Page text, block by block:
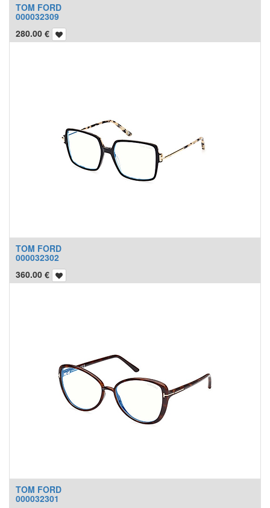
TOM FORD
000032309
280.00 €
TOM FORD
000032302
360.00 €
TOM FORD
000032301